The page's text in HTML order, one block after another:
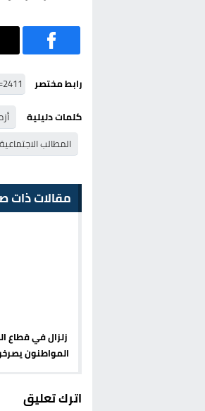
رابط مختصر
كلمات دليلية
المطالب
مقالات ذات
زلزال في قطاع
المواطنون
اترك تعليق